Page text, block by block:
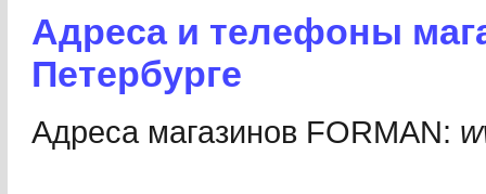
Адреса и телефоны
Петербурге
Адреса магазинов FORMAN: